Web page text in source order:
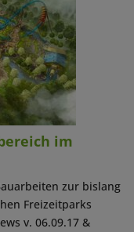
im
zur bislang
Freizeitparks
v. 06.09.17 &